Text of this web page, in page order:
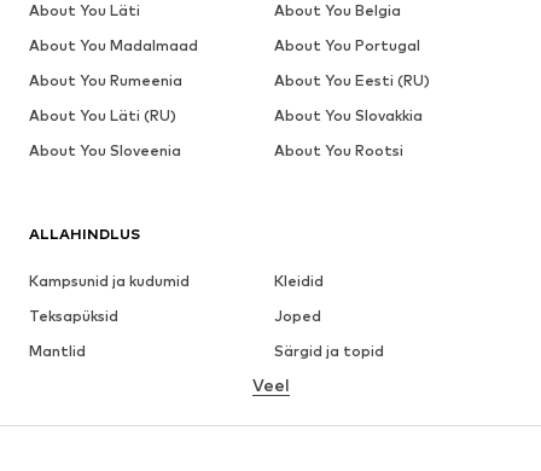
ALLAHINDLUS
Kampsunid ja kudumid
Kleidid
Teksapüksid
Joped
Mantlid
Särgid ja topid
Pesu
Seelikud
Pluusid ja tuunikad
Veel
About You Läti
About You Belgia
About You Madalmaad
About You Portugal
About You Rumeenia
About You Eesti (RU)
About You Läti (RU)
About You Slovakkia
About You Sloveenia
About You Rootsi